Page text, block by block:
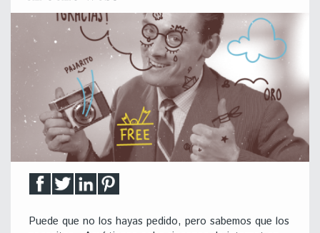
Puede que no los hayas pedido, pero sabemos que los